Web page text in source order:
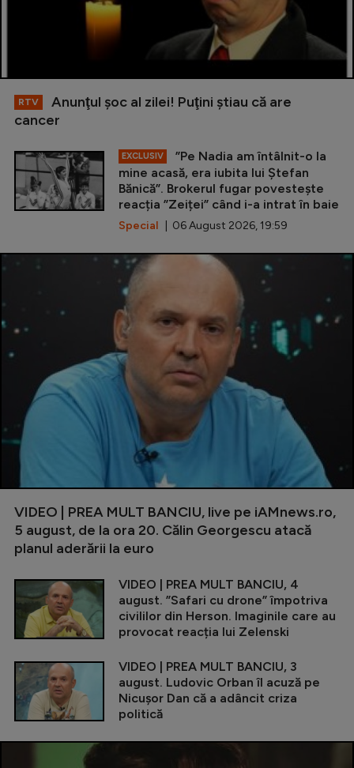
RTV
Anunţul şoc al zilei! Puţini ştiau că are
cancer
EXCLUSIV
”Pe Nadia am întâlnit-o la
mine acasă, era iubita lui Ștefan
Bănică”. Brokerul fugar povestește
reacția ”Zeiței” când i-a intrat în baie
Special | 06 August 2026, 19:59
VIDEO | PREA MULT BANCIU, live pe iAMnews.ro,
5 august, de la ora 20. Călin Georgescu atacă
planul aderării la euro
VIDEO | PREA MULT BANCIU, 4
august. ”Safari cu drone” împotriva
civililor din Herson. Imaginile care au
provocat reacția lui Zelenski
VIDEO | PREA MULT BANCIU, 3
august. Ludovic Orban îl acuză pe
Nicușor Dan că a adâncit criza
politică